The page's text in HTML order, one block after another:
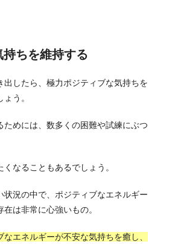
ちを維持する
出したら、極力ポジティブな気持ちを
う。
ためには、数多くの困難や試練にぶつ
なることもあるでしょう。
状況の中で、ポジティブなエネルギー
は非常に心強いもの。
エネルギーが不安な気持ちを癒し、